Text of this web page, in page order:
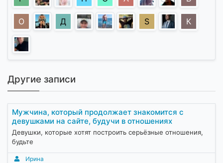
О Д S К
Другие записи
Мужчина, который продолжает знакомится с
девушками на сайте, будучи в отношениях
Девушки, которые хотят построить серьёзные отношения,
будьте
Ирина